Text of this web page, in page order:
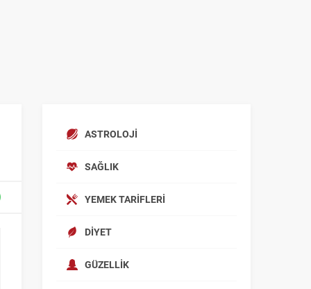
ASTROLOJI
SAĞLIK
YEMEK TARIFLERI
DIYET
GÜZELLIK